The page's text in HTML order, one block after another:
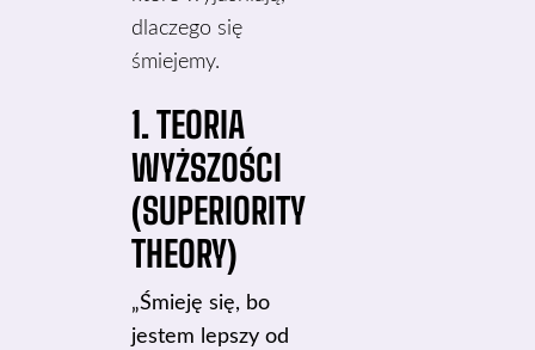
dlaczego się
śmiejemy.
1. TEORIA
WYŻSZOŚCI
(SUPERIORITY
THEORY)
„Śmieję się, bo
jestem lepszy od